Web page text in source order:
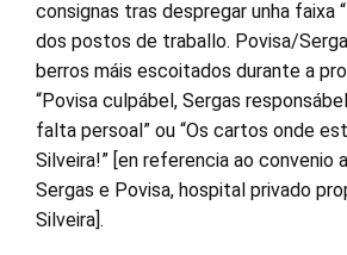
consignas tras despregar unha faixa
dos postos de traballo. Povisa/
berros máis escoitados durante a
“Povisa culpábel, Sergas
falta persoal” ou “Os cartos onde
Silveira!” [en referencia ao convenio
Sergas e Povisa, hospital privado
Silveira].